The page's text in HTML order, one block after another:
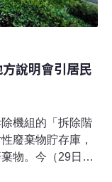
說明會引居民
機組的「拆除階
廢棄物貯存庫，
物。今（29日）